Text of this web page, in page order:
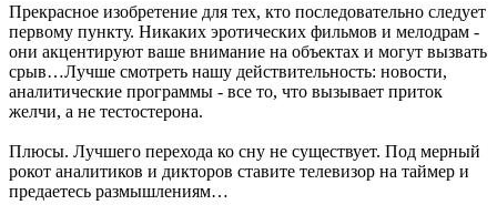
Прекрасное изобретение для тех, кто последовательно следует
первому пункту. Никаких эротических фильмов и мелодрам -
они акцентируют ваше внимание на объектах и могут вызвать
срыв…Лучше смотреть нашу действительность: новости,
аналитические программы - все то, что вызывает приток
желчи, а не тестостерона.
Плюсы. Лучшего перехода ко сну не существует. Под мерный
рокот аналитиков и дикторов ставите телевизор на таймер и
предаетесь размышлениям…